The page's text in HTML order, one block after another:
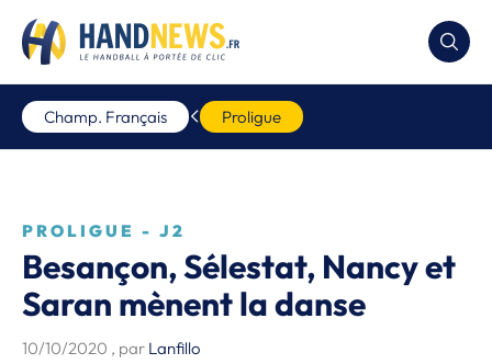
Champ. Français Proligue
PROLIGUE - J2
Besançon, Sélestat, Nancy et
Saran mènent la danse
10/10/2020 , par Lanfillo